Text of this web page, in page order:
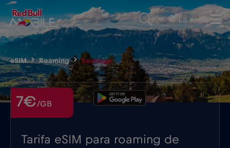
ES ▾
eSIM Roaming Santiago
Tarifa eSIM para roaming de
7€/GB